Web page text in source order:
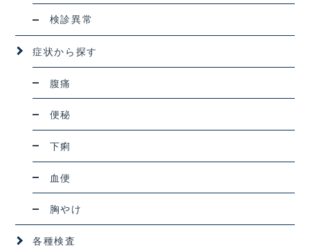
検診異常
症状から探す
腹痛
便秘
下痢
血便
胸やけ
各種検査